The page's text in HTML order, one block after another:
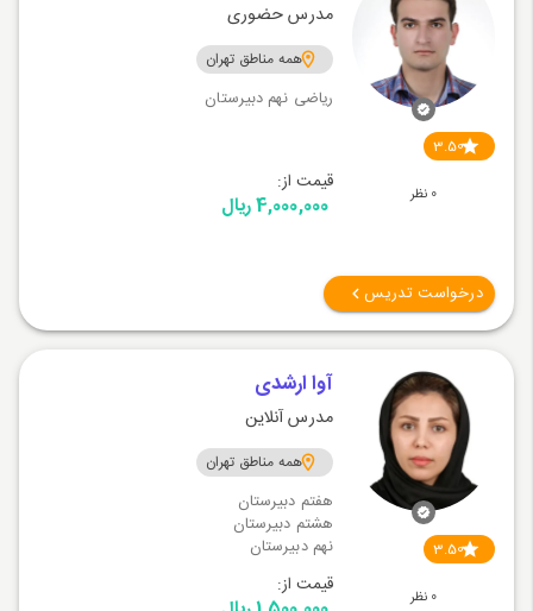
3.50
0 نظر
مدرس حضوری
همه مناطق تهران
ریاضی نهم دبیرستان
قیمت از:
4,000,000 ریال
درخواست تدریس
3.50
0 نظر
آوا ارشدی
مدرس آنلاین
همه مناطق تهران
هفتم دبیرستان
هشتم دبیرستان
نهم دبیرستان
قیمت از: